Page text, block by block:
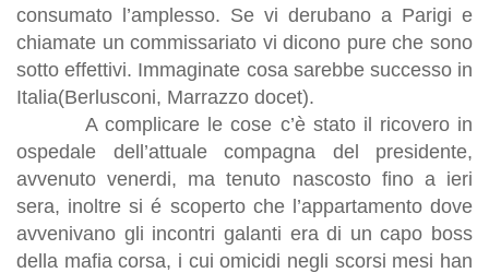
consumato l’amplesso. Se vi derubano a Parigi e
chiamate un commissariato vi dicono pure che sono
sotto effettivi. Immaginate cosa sarebbe successo in
Italia(Berlusconi, Marrazzo docet).
A complicare le cose c’è stato il ricovero in
ospedale dell’attuale compagna del presidente,
avvenuto venerdi, ma tenuto nascosto fino a ieri
sera, inoltre si é scoperto che l’appartamento dove
avvenivano gli incontri galanti era di un capo boss
della mafia corsa, i cui omicidi negli scorsi mesi han